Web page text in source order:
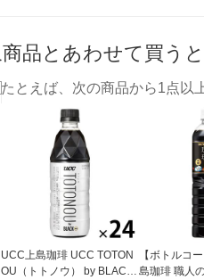
品とあわせて買う
たとえば、次の商品から1点以
UCC上島珈琲 UCC TOTON
OU（トトノウ） by BLACK
【ボトルコ
島珈琲 職人